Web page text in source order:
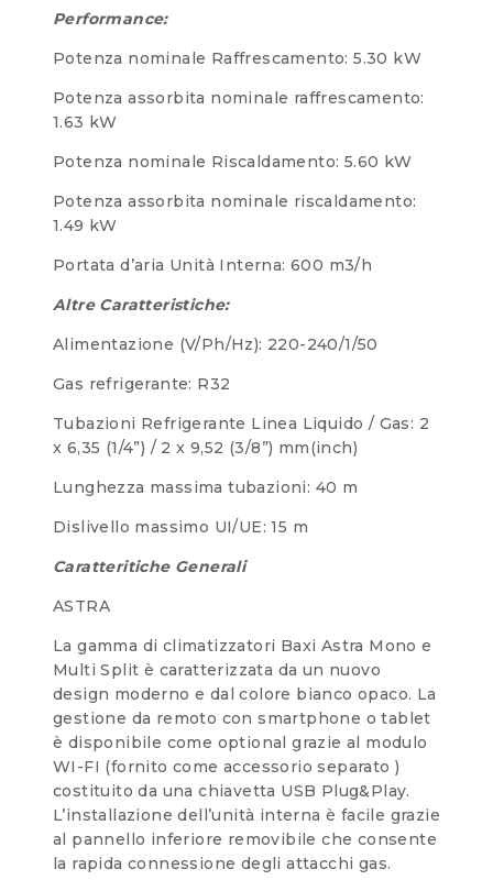
Performance:
Potenza nominale Raffrescamento: 5.30 kW
Potenza assorbita nominale raffrescamento:
1.63 kW
Potenza nominale Riscaldamento: 5.60 kW
Potenza assorbita nominale riscaldamento:
1.49 kW
Portata d’aria Unità Interna: 600 m3/h
Altre Caratteristiche:
Alimentazione (V/Ph/Hz): 220-240/1/50
Gas refrigerante: R32
Tubazioni Refrigerante Linea Liquido / Gas: 2
x 6,35 (1/4”) / 2 x 9,52 (3/8”) mm(inch)
Lunghezza massima tubazioni: 40 m
Dislivello massimo UI/UE: 15 m
Caratteritiche Generali
ASTRA
La gamma di climatizzatori Baxi Astra Mono e
Multi Split è caratterizzata da un nuovo
design moderno e dal colore bianco opaco. La
gestione da remoto con smartphone o tablet
è disponibile come optional grazie al modulo
WI-FI (fornito come accessorio separato )
costituito da una chiavetta USB Plug&Play.
L’installazione dell’unità interna è facile grazie
al pannello inferiore removibile che consente
la rapida connessione degli attacchi gas.